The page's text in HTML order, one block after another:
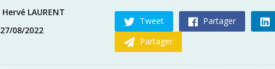
Hervé LAURENT
27/08/2022
Tweet Partager
Partager